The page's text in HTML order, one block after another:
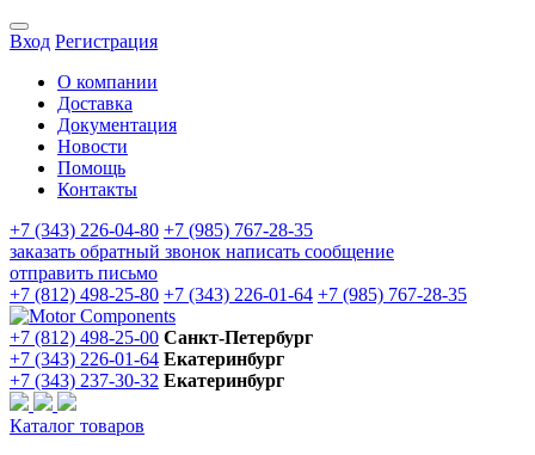
Вход Регистрация
О компании
Доставка
Документация
Новости
Помощь
Контакты
+7 (343) 226-04-80 +7 (985) 767-28-35
заказать обратный звонок написать сообщение
отправить письмо
+7 (812) 498-25-80 +7 (343) 226-01-64 +7 (985) 767-28-35
+7 (812) 498-25-00 Санкт-Петербург
+7 (343) 226-01-64 Екатеринбург
+7 (343) 237-30-32 Екатеринбург
Каталог товаров